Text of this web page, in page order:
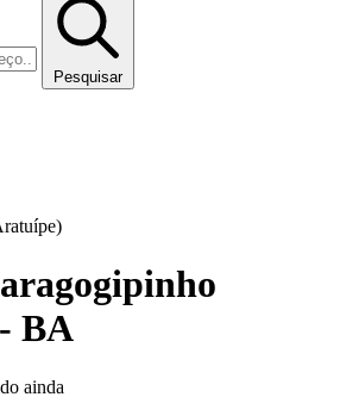
Pesquisar
BA
ainda